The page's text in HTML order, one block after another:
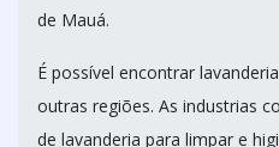
de Mauá.
É possível encontrar
outras regiões. As industrias
de lavanderia para limpar e